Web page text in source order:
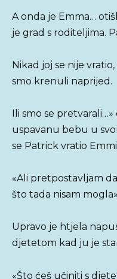
A onda je Emma…
je grad s roditeljima.
Nikad joj se nije
smo krenuli naprijed.
Ili smo se
uspavanu bebu u
se Patrick vratio
«Ali pretpostavljam
što tada nisam
Upravo je htjela
djetetom kad ju je
«Što ćeš učiniti s